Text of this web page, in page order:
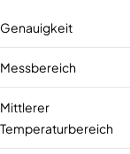
Genauigkeit
Messbereich
Mittlerer
Temperaturbereich